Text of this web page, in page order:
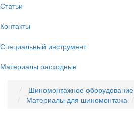
Статьи
Контакты
Специальный инструмент
Материалы расходные
Шиномонтажное оборудование
Материалы для шиномонтажа